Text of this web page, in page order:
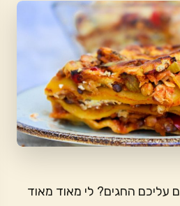
עליכם החגים? לי מאוד מאוד